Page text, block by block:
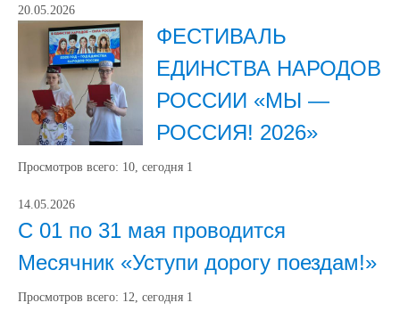
20.05.2026
ФЕСТИВАЛЬ
ЕДИНСТВА НАРОДОВ
РОССИИ «МЫ —
РОССИЯ! 2026»
Просмотров всего: 10, сегодня 1
14.05.2026
С 01 по 31 мая проводится
Месячник «Уступи дорогу поездам!»
Просмотров всего: 12, сегодня 1